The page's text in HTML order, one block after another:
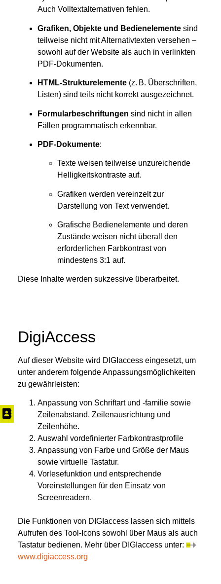
Auch Volltextalternativen fehlen.
Grafiken, Objekte und Bedienelementesind
teilweise nicht mit Alternativtexten versehen –
sowohl auf der Website als auch in verlinkten
PDF-Dokumenten.
HTML-Strukturelemente(z. B. Überschriften,
Listen) sind teils nicht korrekt ausgezeichnet.
Formularbeschriftungen sind nicht in allen
Fällen programmatisch erkennbar.
PDF-Dokumente:
Texte weisen teilweise unzureichende
Helligkeitskontraste auf.
Grafiken werden vereinzelt zur
Darstellung von Text verwendet.
Grafische Bedienelemente und deren
Zustände weisen nicht überall den
erforderlichen Farbkontrast von
mindestens 3:1 auf.
Diese Inhalte werden sukzessive überarbeitet.
DigiAccess
Auf dieser Website wird DIGIaccess eingesetzt, um
unter anderem folgende Anpassungsmöglichkeiten
zu gewährleisten:
Anpassung von Schriftart und -familie sowie
Zeilenabstand, Zeilenausrichtung und
Zeilenhöhe.
Auswahl vordefinierter Farbkontrastprofile
Anpassung von Farbe und Größe der Maus
sowie virtuelle Tastatur.
Vorlesefunktion und entsprechende
Voreinstellungen für den Einsatz von
Screenreadern.
Die Funktionen von DIGIaccess lassen sich mittels
Aufrufen des Tool-Icons sowohl über Maus als auch
Tastatur bedienen. Mehr über DIGIaccess unter:
www.digiaccess.org